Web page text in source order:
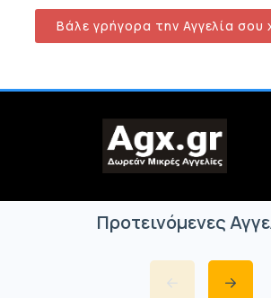
Βάλε γρήγορα την Αγγελία σου
Προτεινόμενες